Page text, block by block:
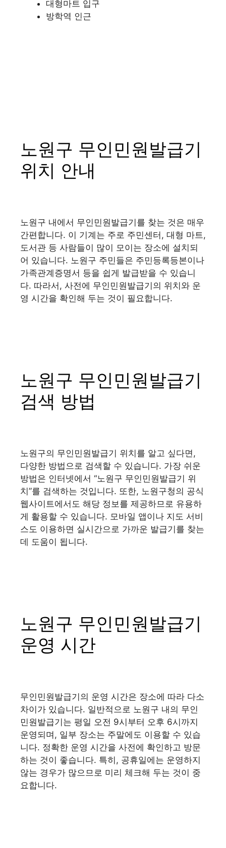
대형마트 입구
방학역 인근
노원구 무인민원발급기
위치 안내
노원구 내에서 무인민원발급기를 찾는 것은 매우
간편합니다. 이 기계는 주로 주민센터, 대형 마트,
도서관 등 사람들이 많이 모이는 장소에 설치되
어 있습니다. 노원구 주민들은 주민등록등본이나
가족관계증명서 등을 쉽게 발급받을 수 있습니
다. 따라서, 사전에 무인민원발급기의 위치와 운
영 시간을 확인해 두는 것이 필요합니다.
노원구 무인민원발급기
검색 방법
노원구의 무인민원발급기 위치를 알고 싶다면,
다양한 방법으로 검색할 수 있습니다. 가장 쉬운
방법은 인터넷에서 “노원구 무인민원발급기 위
치”를 검색하는 것입니다. 또한, 노원구청의 공식
웹사이트에서도 해당 정보를 제공하므로 유용하
게 활용할 수 있습니다. 모바일 앱이나 지도 서비
스도 이용하면 실시간으로 가까운 발급기를 찾는
데 도움이 됩니다.
노원구 무인민원발급기
운영 시간
무인민원발급기의 운영 시간은 장소에 따라 다소
차이가 있습니다. 일반적으로 노원구 내의 무인
민원발급기는 평일 오전 9시부터 오후 6시까지
운영되며, 일부 장소는 주말에도 이용할 수 있습
니다. 정확한 운영 시간을 사전에 확인하고 방문
하는 것이 좋습니다. 특히, 공휴일에는 운영하지
않는 경우가 많으므로 미리 체크해 두는 것이 중
요합니다.